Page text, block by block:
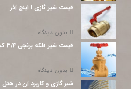
قیمت شیر گازی 1 اینچ آذر
بدون دیدگاه
قیمت شیر فلکه برنجی 3/4 کیز ایران
بدون دیدگاه
شیر گازی و کاربرد آن در هتل